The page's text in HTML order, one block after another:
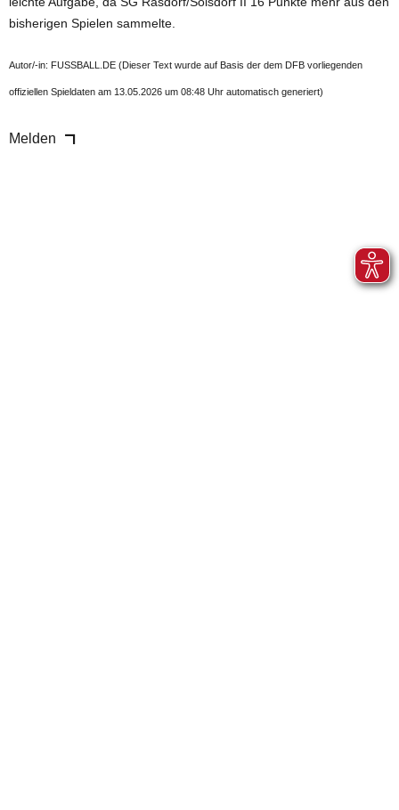
bisherigen Spielen sammelte.
Autor/-in: FUSSBALL.DE (Dieser Text wurde auf Basis der dem DFB vorliegenden
offiziellen Spieldaten am 13.05.2026 um 08:48 Uhr automatisch generiert)
Melden